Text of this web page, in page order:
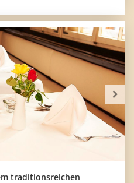
traditionsreichen